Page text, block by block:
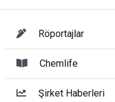
Röportajlar
Chemlife
Şirket Haberleri